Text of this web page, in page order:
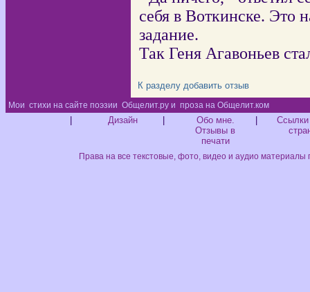
себя в Воткинске. Это
задание.
Так Геня Агавоньев
К разделу добавить отзыв
Мои стихи на сайте поэзии Общелит.ру и проза на Общелит.ком
Дизайн
Обо мне.
Отзывы в
печати
Права на все текстовые, фото, видео и аудио